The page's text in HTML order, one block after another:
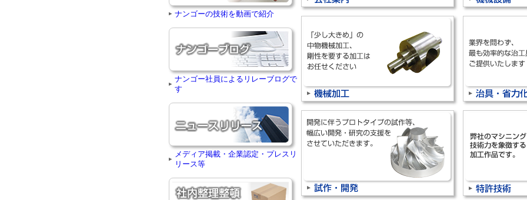
ナンゴーの技術を動画で紹介
ナンゴー社員によるリレーブログで
す
メディア掲載・企業認定・プレスリ
リース等